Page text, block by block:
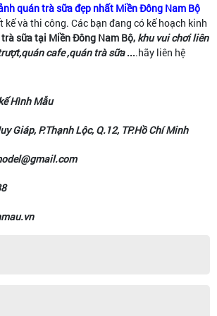
quán trà sữa đẹp nhất Miền Đông Nam Bộ
kế và thi công. Các bạn đang có kế hoạch kinh
sữa tại Miền Đông Nam Bộ, khu vui chơi liên
cafe ,quán trà sữa....hãy liên hệ
Hình Mẫu
Giáp, P.Thạnh Lộc, Q.12, TP.Hồ Chí Minh